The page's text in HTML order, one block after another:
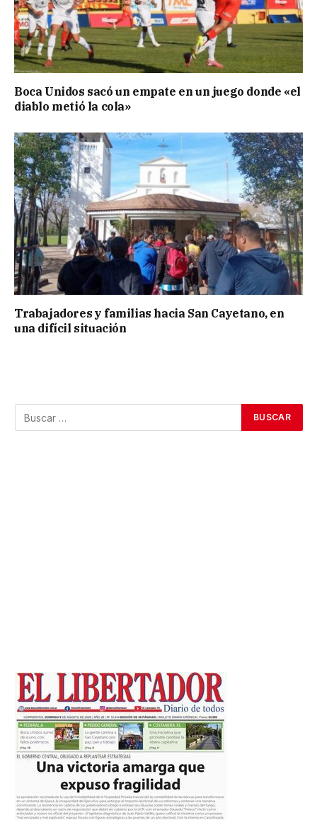
Boca Unidos sacó un empate en un juego donde «el
diablo metió la cola»
Trabajadores y familias hacia San Cayetano, en
una difícil situación